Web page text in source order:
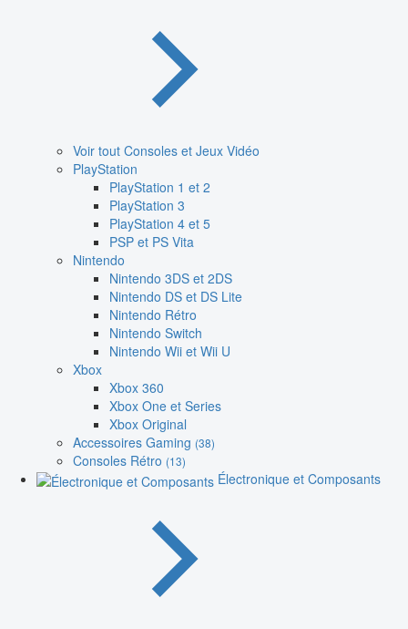
Voir tout Consoles et Jeux Vidéo
PlayStation
PlayStation 1 et 2
PlayStation 3
PlayStation 4 et 5
PSP et PS Vita
Nintendo
Nintendo 3DS et 2DS
Nintendo DS et DS Lite
Nintendo Rétro
Nintendo Switch
Nintendo Wii et Wii U
Xbox
Xbox 360
Xbox One et Series
Xbox Original
Accessoires Gaming (38)
Consoles Rétro (13)
Électronique et Composants